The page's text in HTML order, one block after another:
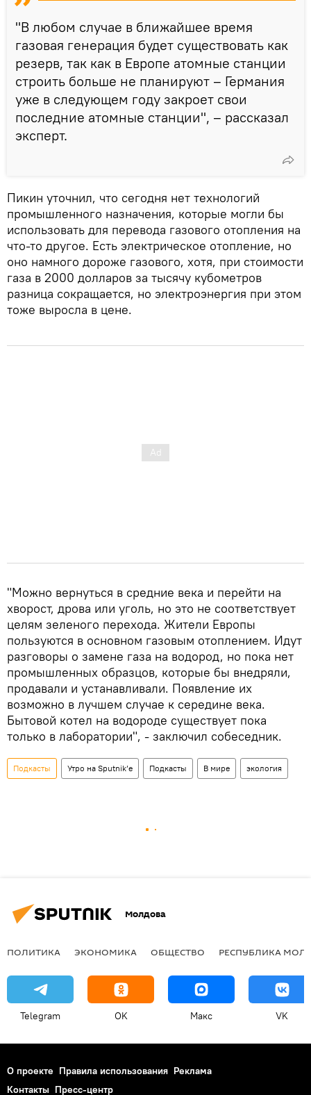
"В любом случае в ближайшее время
газовая генерация будет существовать как
резерв, так как в Европе атомные станции
строить больше не планируют – Германия
уже в следующем году закроет свои
последние атомные станции", – рассказал
эксперт.
Пикин уточнил, что сегодня нет технологий
промышленного назначения, которые могли бы
использовать для перевода газового отопления на
что-то другое. Есть электрическое отопление, но
оно намного дороже газового, хотя, при стоимости
газа в 2000 долларов за тысячу кубометров
разница сокращается, но электроэнергия при этом
тоже выросла в цене.
"Можно вернуться в средние века и перейти на
хворост, дрова или уголь, но это не соответствует
целям зеленого перехода. Жители Европы
пользуются в основном газовым отоплением. Идут
разговоры о замене газа на водород, но пока нет
промышленных образцов, которые бы внедряли,
продавали и устанавливали. Появление их
возможно в лучшем случае к середине века.
Бытовой котел на водороде существует пока
только в лаборатории", - заключил собеседник.
Подкасты Утро на Sputnik’e Подкасты В мире экология
Молдова
ПОЛИТИКА ЭКОНОМИКА ОБЩЕСТВО РЕСПУБЛИКА
Telegram OK Макс VK
О проекте Правила использования Реклама
Контакты Пресс-центр